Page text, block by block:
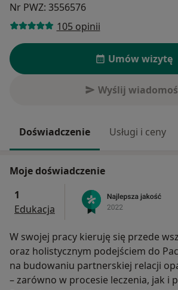
Nr PWZ: 3556576
105 opinii
Umów wizytę
Wyślij
Doświadczenie Usługi i ceny
Moje doświadczenie
1
Edukacja
W swojej pracy kieruję się przede
oraz holistycznym podejściem do
na budowaniu partnerskiej relacji
– zarówno w procesie leczenia, jak i